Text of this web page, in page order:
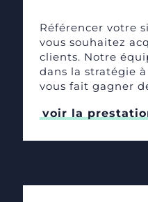
Référencer votre
vous souhaitez
clients. Notre
dans la stratégie
vous fait gagner
voir la